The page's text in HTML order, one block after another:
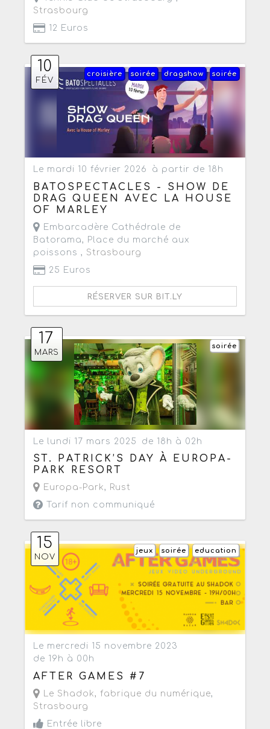
Strasbourg
12 Euros
10
FÉV
soirée
dragshow
soirée
croisière
Le mardi 10 février 2026 à partir de 18h
BATOSPECTACLES - SHOW DE
DRAG QUEEN AVEC LA HOUSE
OF MARLEY
Embarcadère Cathédrale de
Batorama, Place du marché aux
poissons , Strasbourg
25 Euros
RÉSERVER SUR BIT.LY
17
MARS
soirée
Le lundi 17 mars 2025 de 18h à 02h
ST. PATRICK’S DAY À EUROPA-
PARK RESORT
Europa-Park, Rust
Tarif non communiqué
15
NOV
education
soirée
jeux
Le mercredi 15 novembre 2023
de 19h à 00h
AFTER GAMES #7
Le Shadok, fabrique du numérique,
Strasbourg
Entrée libre